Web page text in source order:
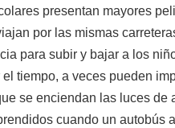
presentan mayores
por las mismas
para subir y bajar a los
tiempo, a veces pueden
se enciendan las luces de
cuando un autobús